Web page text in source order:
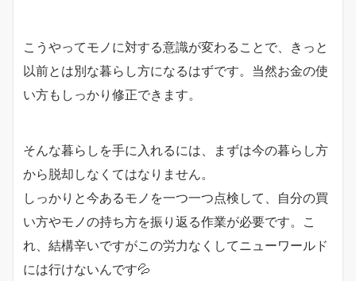
こうやってモノに対する意識が変わることで、きっと
以前とは別な暮らし方になるはずです。当然お金の使
い方もしっかり修正できます。
そんな暮らしを手に入れるには、まずは今の暮らし方
から脱却しなくてはなりません。
しっかりと今あるモノを一つ一つ点検して、自分の買
い方やモノの持ち方を振り返る作業が必要です。こ
れ、結構辛いですがこの労力なくしてニューワールド
には行けないんです💦